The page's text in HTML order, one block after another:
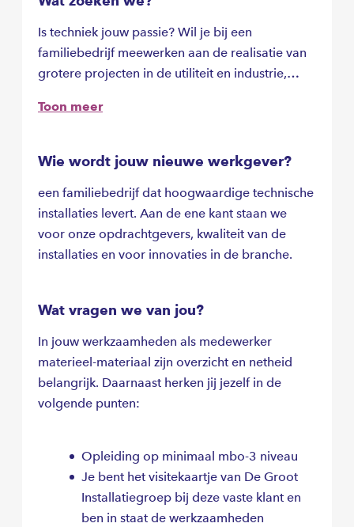
Is techniek jouw passie? Wil je bij een
familiebedrijf meewerken aan de realisatie van
grotere projecten in de utiliteit en industrie,
distributiecentra? Dan zoeken we jou als
Toon meer
Wie wordt jouw nieuwe werkgever?
een familiebedrijf dat hoogwaardige technische
installaties levert. Aan de ene kant staan we
voor onze opdrachtgevers, kwaliteit van de
installaties en voor innovaties in de branche.
Wat vragen we van jou?
In jouw werkzaamheden als medewerker
materieel-materiaal zijn overzicht en netheid
belangrijk. Daarnaast herken jij jezelf in de
volgende punten:
Opleiding op minimaal mbo-3 niveau
Je bent het visitekaartje van De Groot
Installatiegroep bij deze vaste klant en
ben in staat de werkzaamheden